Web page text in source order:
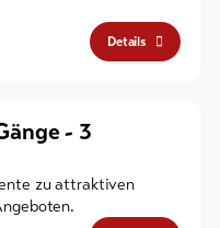
Details
- 3
zu attraktiven